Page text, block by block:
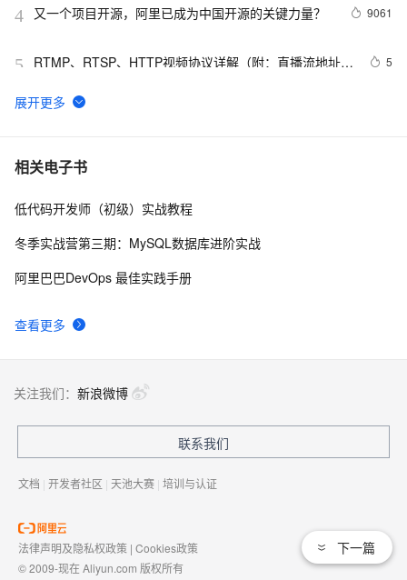
4 又一个项目开源，阿里已成为中国开源的关键力量？ 9061
5
RTMP、RTSP、HTTP视频协议详解（附：直播流地址、
5
6 谷歌CEO皮查伊：对重返中国持开放态度
7 C语言项目参考解答：全正整数后再计算
8 俗人解读 三维渲染 的工作过程
著录
相关电子书
查看更多
低代码开发师（初级）实战教程
冬季实战营第三期：MySQL数据库进阶实战
阿里巴巴DevOps 最佳实践手册
下一篇
关注我们： 新浪微博
联系我们
文档 | 开发者社区 | 天池大赛 | 培训与认证
法律声明及隐私权政策 | Cookies政策
© 2009-现在 Aliyun.com 版权所有